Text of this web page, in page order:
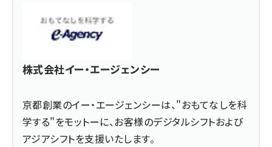
株式会社イー・エージェンシー
京都創業のイー・エージェンシーは、"おもてなしを科
学する"をモットーに、お客様のデジタルシフトおよび
アジアシフトを支援いたします。